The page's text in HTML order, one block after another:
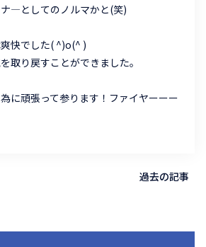
―としてのノルマかと(笑)
快でした( ^)o(^ )
取り戻すことができました。
に頑張って参ります！ファイヤーーー
過去の記事